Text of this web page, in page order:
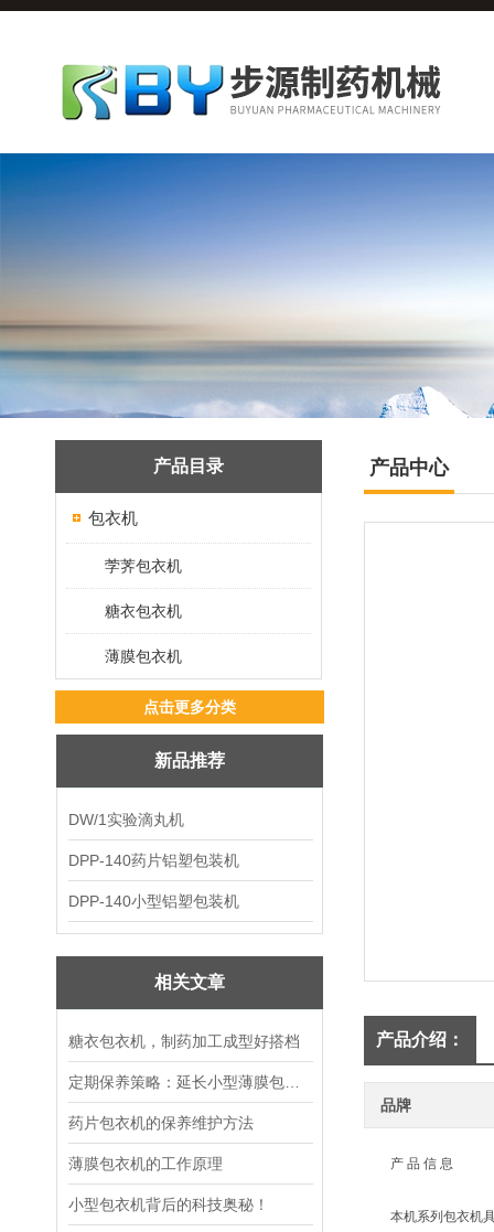
产品目录
包衣机
茡荠包衣机
糖衣包衣机
薄膜包衣机
点击更多分类
新品推荐
DW/1实验滴丸机
DPP-140药片铝塑包装机
DPP-140小型铝塑包装机
相关文章
糖衣包衣机，制药加工成型好搭档
药片包衣机的保养维护方法
薄膜包衣机的工作原理
小型包衣机背后的科技奥秘！
产品中心
产品介绍：
品牌
产 品 信 息
本机系列包衣机具